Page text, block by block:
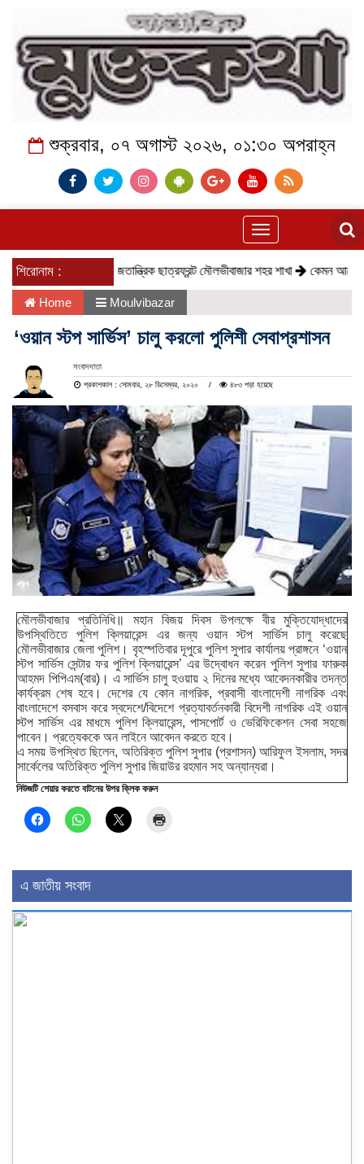
শুক্রবার, ০৭ অগাস্ট ২০২৬, ০১:৩০ অপরাহ্ন
Toggle
শিরোনাম : সমাজতান্ত্রিক ছাত্রফ্রন্ট মৌলভীবাজার শহর শাখা কেমন আছে
Home Moulvibazar
‘ওয়ান স্টপ সার্ভিস’ চালু করলো পুলিশী সেবাপ্রশাসন
সংবাদদাতা
প্রকাশকাল : সোমবার, ২৮ ডিসেম্বর, ২০২০ ৪৮৩ পড়া হয়েছে
মৌলভীবাজার প্রতিনিধি॥ মহান বিজয় দিবস উপলক্ষে বীর মুক্তিযোদ্ধাদের
উপস্থিতিতে পুলিশ ক্লিয়ারেন্স এর জন্য ওয়ান স্টপ সার্ভিস চালু করেছে
মৌলভীবাজার জেলা পুলিশ। বৃহস্পতিবার দূপুরে পুলিশ সুপার কার্যালয় প্রাঙ্গনে ‘ওয়ান
স্টপ সার্ভিস সেন্টার ফর পুলিশ ক্লিয়ারেন্স’ এর উদ্বোধন করেন পুলিশ সুপার ফারুক
আহমদ পিপিএম(বার)। এ সার্ভিস চালু হওয়ায় ২ দিনের মধ্যে আবেদনকারীর তদন্ত
কার্যক্রম শেষ হবে। দেশের যে কোন নাগরিক, প্রবাসী বাংলাদেশী নাগরিক এবং
বাংলাদেশে বসবাস করে স্বদেশে/বিদেশে প্রত্যাবর্তনকারী বিদেশী নাগরিক এই ওয়ান
স্টপ সার্ভিস এর মাধমে পুলিশ ক্লিয়ারেন্স, পাসপোর্ট ও ভেরিফিকেশন সেবা সহজে
পাবেন। প্রত্যেককে অন লাইনে আবেদন করতে হবে।
এ সময় উপস্থিত ছিলেন, অতিরিক্ত পুলিশ সুপার (প্রশাসন) আরিফুল ইসলাম, সদর
সার্কেলের অতিরিক্ত পুলিশ সুপার জিয়াউর রহমান সহ অন্যান্যরা।
নিউজটি শেয়ার করতে বাটনের উপর ক্লিক করুন
এ জাতীয় সংবাদ